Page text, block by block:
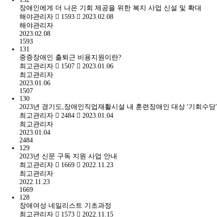
장애인에게 더 나은 기회 제공을 위한 복지 사업 신설 및 확대
해야관리자
1593
2023.02.08
해야관리자
2023.02.08
1593
131
중증장애인 출퇴근 비용지원이란?
최고관리자
1507
2023.01.06
최고관리자
2023.01.06
1507
130
2023년 경기도,장애인직업재활시설 내 훈련장애인 대상 '기회수
최고관리자
2484
2023.01.04
최고관리자
2023.01.04
2484
129
2023년 신문 구독 지원 사업 안내
최고관리자
1669
2022.11.23
최고관리자
2022.11.23
1669
128
장애여성 네일리스트 기초과정
최고관리자
1573 2022.11.15